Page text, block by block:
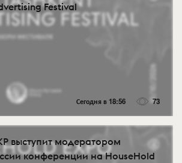
Festival
Сегодня в 18:56 73
выступит модератором
конференции на HouseHold